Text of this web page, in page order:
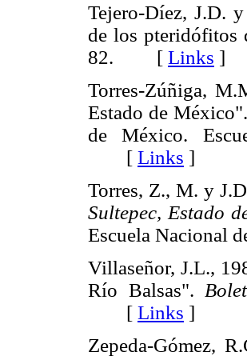
Tejero-Díez, J.D.
de los
82. [ Links ]
Torres-Zúñiga,
Estado de
de México.
[ Links ]
Torres, Z., M. y
Sultepec, Estado
Escuela Nacional
Villaseñor, J.L.,
Río Balsas".
[ Links ]
Zepeda-Gómez,